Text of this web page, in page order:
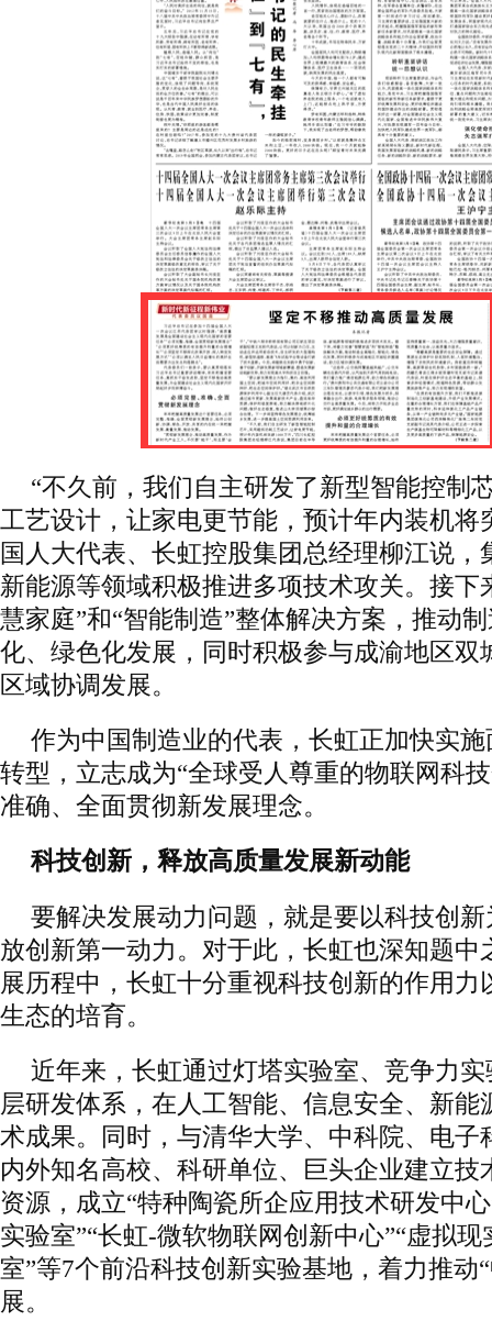
“不久前，我们自主研发了新型智能控制
工艺设计，让家电更节能，预计年内装机将
国人大代表、长虹控股集团总经理柳江说，
新能源等领域积极推进多项技术攻关。接下
慧家庭”和“智能制造”整体解决方案，推动
化、绿色化发展，同时积极参与成渝地区双
区域协调发展。
作为中国制造业的代表，长虹正加快实
转型，立志成为“全球受人尊重的物联网科
准确、全面贯彻新发展理念。
科技创新，释放高质量发展新动能
要解决发展动力问题，就是要以科技创
放创新第一动力。对于此，长虹也深知题中
展历程中，长虹十分重视科技创新的作用力
生态的培育。
近年来，长虹通过灯塔实验室、竞争力
层研发体系，在人工智能、信息安全、新能
术成果。同时，与清华大学、中科院、电子
内外知名高校、科研单位、巨头企业建立技
资源，成立“特种陶瓷所企应用技术研发中
实验室”“长虹-微软物联网创新中心”“虚拟
室”等7个前沿科技创新实验基地，着力推动
展。